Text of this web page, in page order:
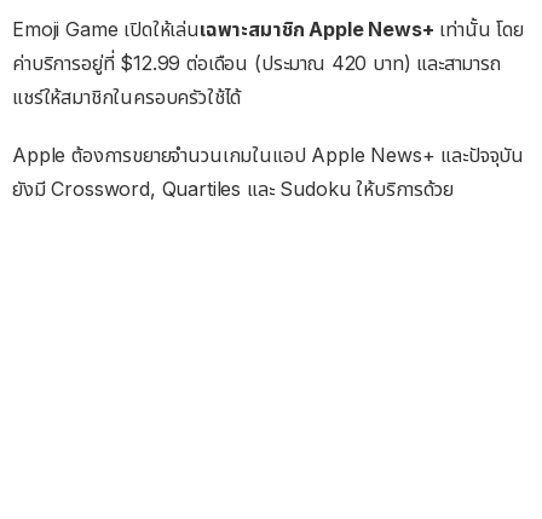
Emoji Game เปิดให้เล่นเฉพาะสมาชิก Apple News+ เท่านั้น โดย
ค่าบริการอยู่ที่ $12.99 ต่อเดือน (ประมาณ 420 บาท) และสามารถ
แชร์ให้สมาชิกในครอบครัวใช้ได้
Apple ต้องการขยายจำนวนเกมในแอป Apple News+ และปัจจุบัน
ยังมี Crossword, Quartiles และ Sudoku ให้บริการด้วย